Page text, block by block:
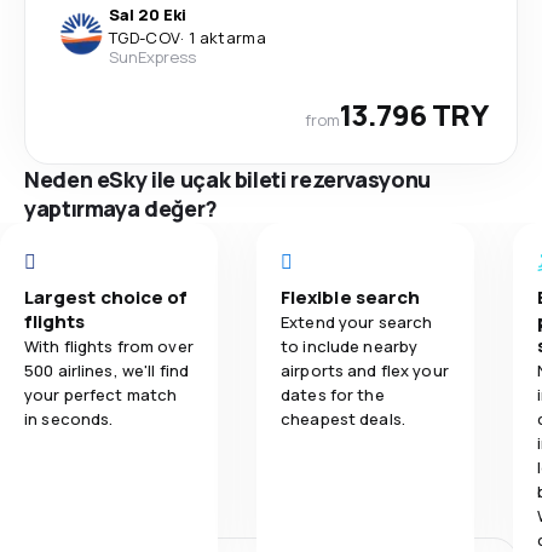
Sal 20 Eki
TGD-COV· 1 aktarma
SunExpress
from13.796 TRY
Neden eSky ile uçak bileti rezervasyonu
yaptırmaya değer?
Largest choice of
flights
With flights from over
500 airlines, we'll find
your perfect match
in seconds.
Flexible search
Extend your search
to include nearby
airports and flex your
dates for the
cheapest deals.